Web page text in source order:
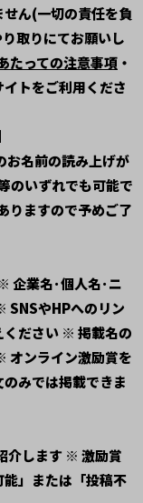
ん(一切の責任を負
取りにてお願いし
たっての注意事項 ・
トをご利用くださ
お名前の読み上げが
のいずれでも可能で
りますので予めご了
企業名･個人名･ニ
SNSやHPへのリン
ください ※ 掲載名の
オンライン激励賞を
みでは掲載できま
介します ※ 激励賞
」または「投稿不